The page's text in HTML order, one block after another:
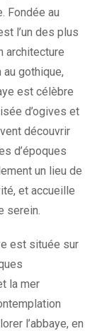
Fondée au
l’un des plus
architecture
gothique,
est célèbre
d’ogives et
découvrir
d’époques
un lieu de
et accueille
serein.
est située sur
la mer
l’abbaye, en